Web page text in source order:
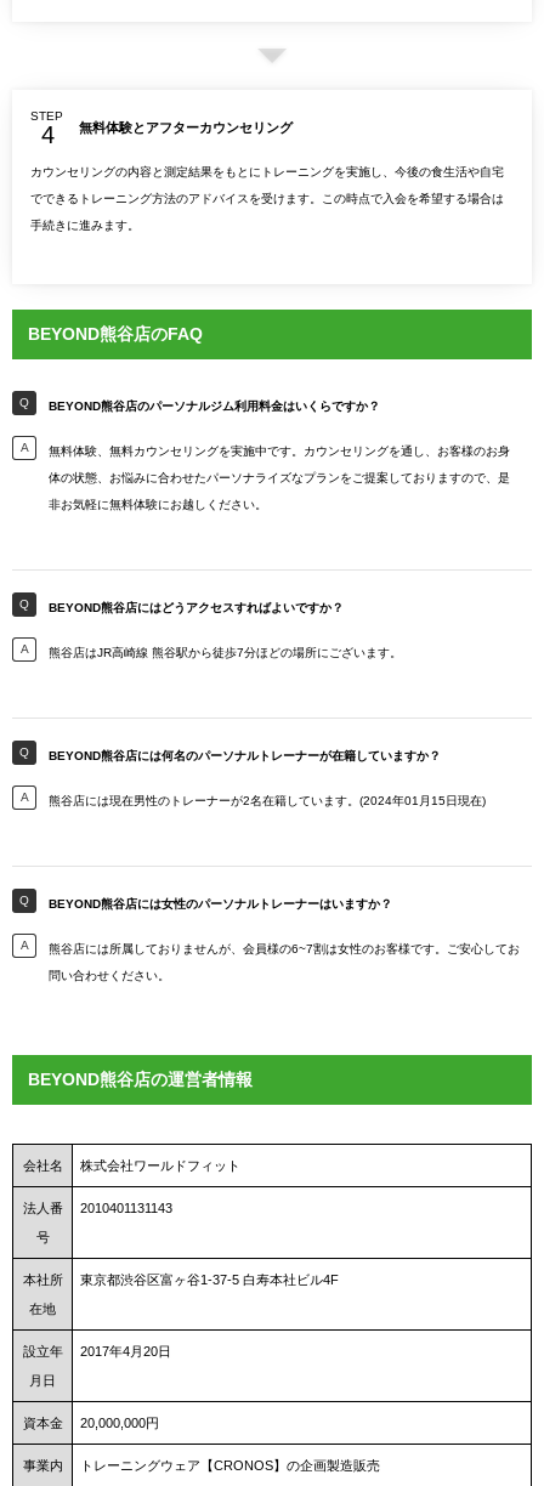
STEP
無料体験とアフターカウンセリング
カウンセリングの内容と測定結果をもとにトレーニングを実施し、今後の食生活や自宅
でできるトレーニング方法のアドバイスを受けます。この時点で入会を希望する場合は
手続きに進みます。
BEYOND熊谷店のFAQ
BEYOND熊谷店のパーソナルジム利用料金はいくらですか？
無料体験、無料カウンセリングを実施中です。カウンセリングを通し、お客様のお身
体の状態、お悩みに合わせたパーソナライズなプランをご提案しておりますので、是
非お気軽に無料体験にお越しください。
BEYOND熊谷店にはどうアクセスすればよいですか？
熊谷店はJR高崎線 熊谷駅から徒歩7分ほどの場所にございます。
BEYOND熊谷店には何名のパーソナルトレーナーが在籍していますか？
熊谷店には現在男性のトレーナーが2名在籍しています。(2024年01月15日現在)
BEYOND熊谷店には女性のパーソナルトレーナーはいますか？
熊谷店には所属しておりませんが、会員様の6~7割は女性のお客様です。ご安心してお
問い合わせください。
BEYOND熊谷店の運営者情報
会社名 株式会社ワールドフィット
法人番
号
2010401131143
本社所
在地
東京都渋谷区富ヶ谷1-37-5 白寿本社ビル4F
設立年
月日
2017年4月20日
資本金 20,000,000円
事業内
トレーニングウェア【CRONOS】の企画製造販売